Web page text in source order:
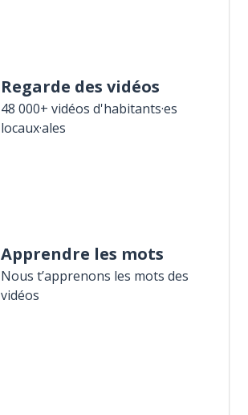
Regarde des vidéos
48 000+ vidéos d'habitants·es
locaux·ales
Apprendre les mots
Nous t’apprenons les mots des
vidéos